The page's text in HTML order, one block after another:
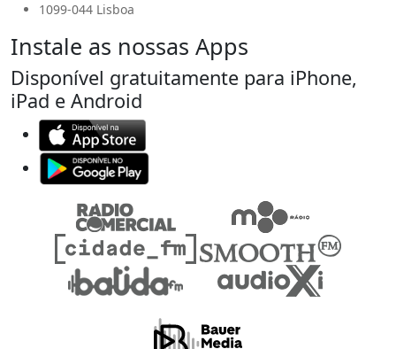
1099-044 Lisboa
Instale as nossas Apps
Disponível gratuitamente para iPhone,
iPad e Android